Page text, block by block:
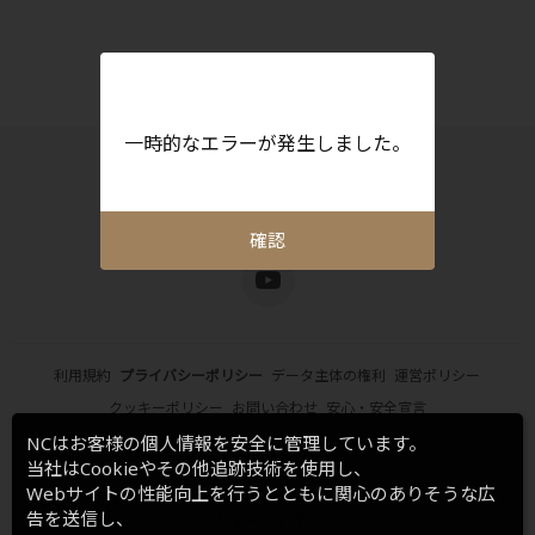
利用規約 プライバシーポリシー データ主体の権利 運営ポリシー
クッキーポリシー お問い合わせ 安心・安全宣言
コミュニティポリシー NCサービス同意
タイトル
NCはお客様の個人情報を安全に管理しています。
当社はCookieやその他追跡技術を使用し、
Webサイトの性能向上を行うとともに関心のありそうな広
告を送信し、
一時的なエラーが発生しました。
確認